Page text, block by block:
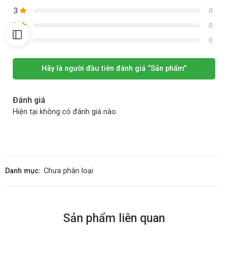
3 0
2 0
1 0
Hãy là người đầu tiên đánh giá “Sản phẩm”
Đánh giá
Hiện tại không có đánh giá nào.
Danh mục: Chưa phân loại
Sản phẩm liên quan